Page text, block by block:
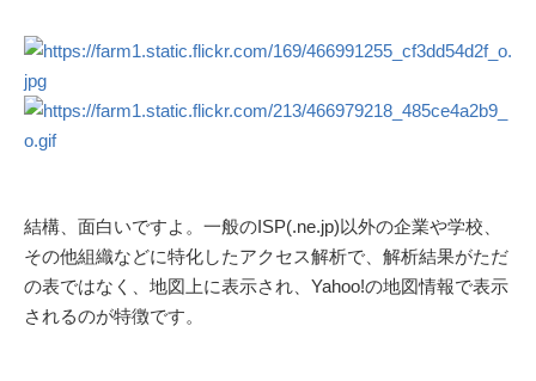
結構、面白いですよ。一般のISP(.ne.jp)以外の企業や学校、
その他組織などに特化したアクセス解析で、解析結果がただ
の表ではなく、地図上に表示され、Yahoo!の地図情報で表示
されるのが特徴です。